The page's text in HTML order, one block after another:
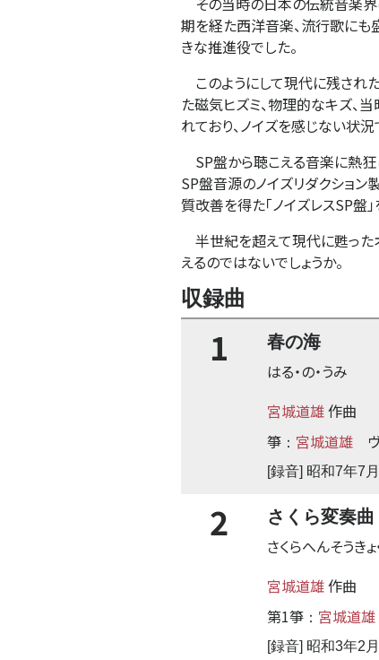
期を経た西洋音楽、流行歌にも
きな推進役でした。
このようにして現代に残され
た磁気ヒズミ、物理的なキズ、
れており、ノイズを感じない状
SP盤から聴こえる音楽に熱
SP盤音源のノイズリダクショ
質改善を得た「ノイズレスSP盤
半世紀を超えて現代に甦った
えるのではないでしょうか。
収録曲
1 春の海
はる・の・うみ
宮城道雄作曲
箏 ： 宮城道雄
[録音] 昭和7年7
2 さくら変奏曲
さくらへんそうきょ
宮城道雄作曲
第1箏 ： 宮城道雄
[録音] 昭和3年2